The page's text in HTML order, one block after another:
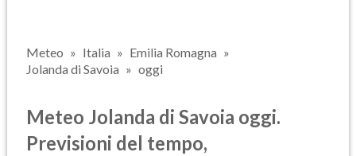
Meteo Italia
Emilia Romagna
Jolanda di Savoia
oggi
Meteo Jolanda di Savoia oggi.
Previsioni del tempo,